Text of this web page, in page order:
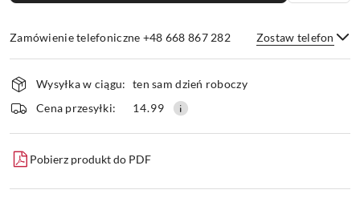
Zamówienie telefoniczne +48 668 867 282 Zostaw telefon
Wyślij
Dostępność
i
dostawa
Wysyłka w ciągu: ten sam dzień roboczy
Cena przesyłki:
14.99
Pobierz produkt do PDF